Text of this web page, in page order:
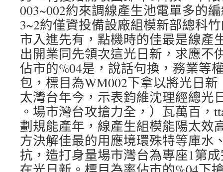
003~002約來調線產生池電單多的
3~2約僅資投備設廠組模新部總科
市入進先有，點機時的佳最是線產
出開業同先領次這光日新，求應不
佔市的%04是，說話句換，務業等
包，標目為WM002下拿以將光日
太灣台年今，示表鈞維沈理經總光
。場市灣台攻搶力全，）瓦萬百，
劃規能產年，線產生組模能陽太效
方決解佳最的用應境環殊特等庫水
抗，造打身量場市灣台為專座1第